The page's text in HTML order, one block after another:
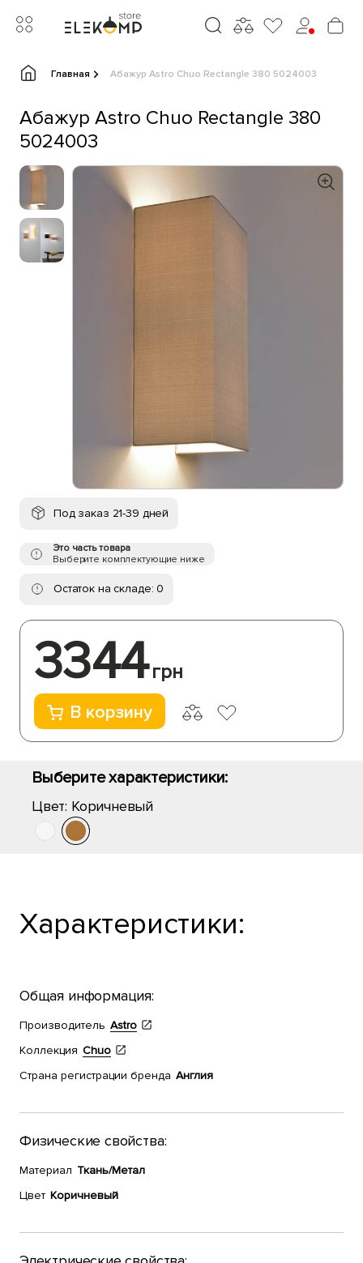
Главная Абажур Astro Chuo Rectangle 380 5024003
Абажур Astro Chuo Rectangle 380
5024003
Под заказ 21-39 дней
Это часть товара
Выберите комплектующие ниже
Остаток на складе: 0
3344грн
В корзину
Выберите характеристики:
Цвет: Коричневый
Характеристики:
Общая информация:
Производитель Astro
Коллекция Chuo
Страна регистрации бренда Англия
Физические свойства:
Материал Ткань/Метал
Цвет Коричневый